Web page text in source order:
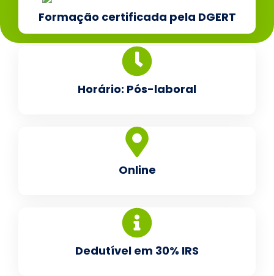
Formação certificada pela DGERT
Horário: Pós-laboral
Online
Dedutível em 30% IRS